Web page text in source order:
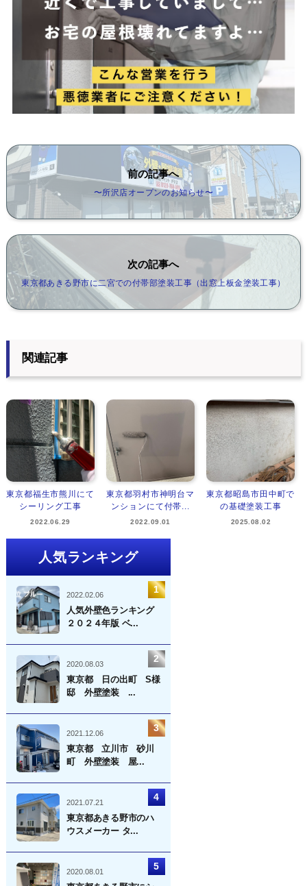
前の記事へ
〜所沢店オープンのお知らせ〜
次の記事へ
東京都あきる野市に二宮での付帯部塗装工事（出窓上板金塗装工事）
関連記事
東京都福生市熊川にて
シーリング工事
2022.06.29
東京都羽村市神明台マ
ンションにて付帯...
2022.09.01
東京都昭島市田中町で
の基礎塗装工事
2025.08.02
人気ランキング
2022.02.06
人気外壁色ランキング
２０２４年版 ベ...
2020.08.03
東京都 日の出町 S様
邸 外壁塗装 ...
2021.12.06
東京都 立川市 砂川
町 外壁塗装 屋...
2021.07.21
東京都あきる野市のハ
ウスメーカー タ...
2020.08.01